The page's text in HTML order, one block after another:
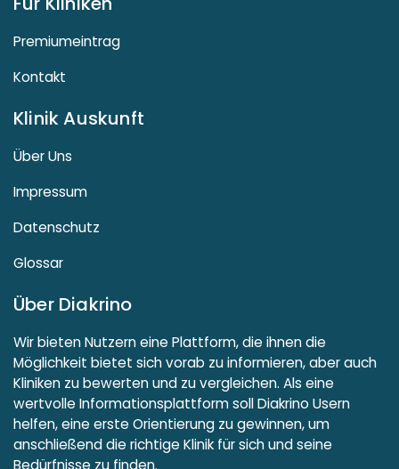
Premiumeintrag
Kontakt
Klinik Auskunft
Über Uns
Impressum
Datenschutz
Glossar
Über Diakrino
Wir bieten Nutzern eine Plattform, die ihnen die
Möglichkeit bietet sich vorab zu informieren, aber auch
Kliniken zu bewerten und zu vergleichen. Als eine
wertvolle Informationsplattform soll Diakrino Usern
helfen, eine erste Orientierung zu gewinnen, um
anschließend die richtige Klinik für sich und seine
Bedürfnisse zu finden.